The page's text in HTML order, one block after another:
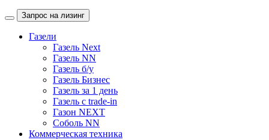
Запрос на лизинг
Газели
Газель Next
Газель NN
Газель б/у
Газель Бизнес
Газель за 1 день
Газель с trade-in
Газон NEXT
Соболь NN
Коммерческая техника